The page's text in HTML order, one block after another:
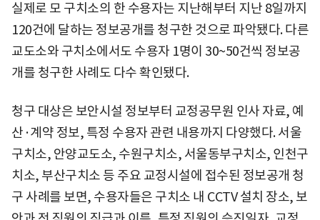
실제로 모 구치소의 한 수용자는 지난해부터 지난 8일까지
120건에 달하는 정보공개를 청구한 것으로 파악됐다. 다른
교도소와 구치소에서도 수용자 1명이 30~50건씩 정보공
개를 청구한 사례도 다수 확인됐다.
청구 대상은 보안시설 정보부터 교정공무원 인사 자료, 예
산·계약 정보, 특정 수용자 관련 내용까지 다양했다. 서울
구치소, 안양교도소, 수원구치소, 서울동부구치소, 인천구
치소, 부산구치소 등 주요 교정시설에 접수된 정보공개 청
구 사례를 보면, 수용자들은 구치소 내 CCTV 설치 장소, 보